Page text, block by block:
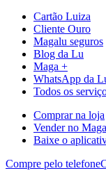
Cartão Luiza
Cliente Ouro
Magalu seguros
Blog da Lu
Maga +
WhatsApp da
Todos os
Comprar na loja
Vender no
Baixe o
Compre pelo telefone